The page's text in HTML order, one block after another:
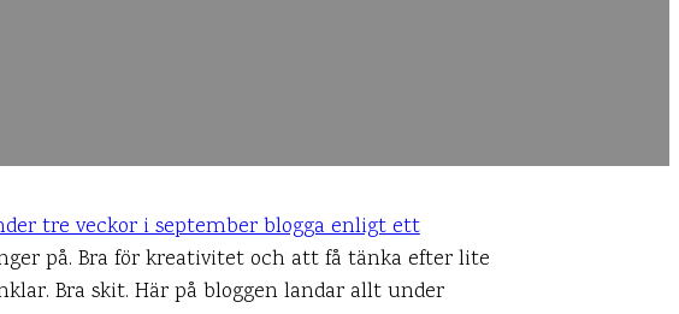
tre veckor i september blogga enligt ett
på. Bra för kreativitet och att få tänka efter lite
Bra skit. Här på bloggen landar allt under